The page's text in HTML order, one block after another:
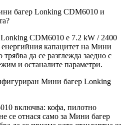
багер Lonking CDM6010 и
CDM6010 е 7.2 kW / 2400
капацитет на Мини
да се разглежда заедно с
и останалите параметри.
Мини багер Lonking
включва: кофа, пилотно
се отнася само за Мини багер